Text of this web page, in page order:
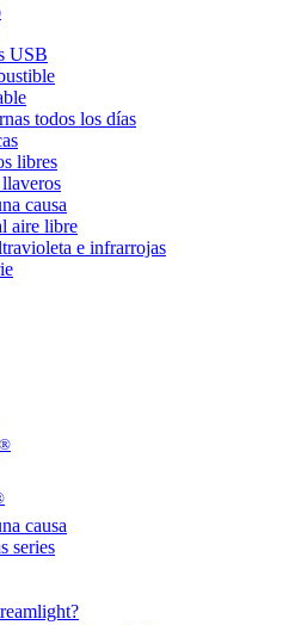
USB
todos los días
libres
causa
aire libre
e infrarrojas
®
causa
series